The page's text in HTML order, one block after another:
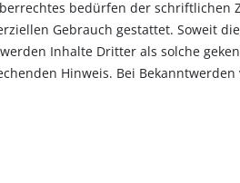
bedürfen der schriftlichen
Gebrauch gestattet. Soweit
Inhalte Dritter als solche
Hinweis. Bei